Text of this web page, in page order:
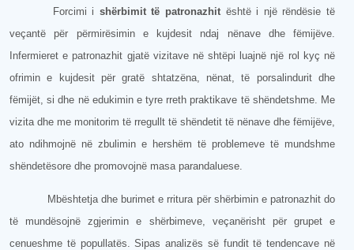
Forcimi i shërbimit të patronazhit është i një rëndësie të
veçantë për përmirësimin e kujdesit ndaj nënave dhe fëmijëve.
Infermieret e patronazhit gjatë vizitave në shtëpi luajnë një rol kyç në
ofrimin e kujdesit për gratë shtatzëna, nënat, të porsalindurit dhe
fëmijët, si dhe në edukimin e tyre rreth praktikave të shëndetshme. Me
vizita dhe me monitorim të rregullt të shëndetit të nënave dhe fëmijëve,
ato ndihmojnë në zbulimin e hershëm të problemeve të mundshme
shëndetësore dhe promovojnë masa parandaluese.
Mbështetja dhe burimet e rritura për shërbimin e patronazhit do
të mundësojnë zgjerimin e shërbimeve, veçanërisht për grupet e
cenueshme të popullatës. Sipas analizës së fundit të tendencave në